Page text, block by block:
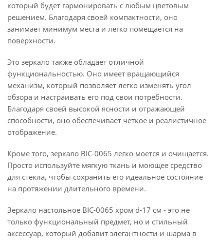
который будет гармонировать с любым цветовым
решением. Благодаря своей компактности, оно
занимает минимум места и легко помещается на
поверхности.
Это зеркало также обладает отличной
функциональностью. Оно имеет вращающийся
механизм, который позволяет легко изменять угол
обзора и настраивать его под свои потребности.
Благодаря своей высокой ясности и отражающей
способности, оно обеспечивает четкое и реалистичное
отображение.
Кроме того, зеркало BIC-0065 легко моется и очищается.
Просто используйте мягкую ткань и моющее средство
для стекла, чтобы сохранить его идеальное состояние
на протяжении длительного времени.
Зеркало настольное BIC-0065 хром d-17 см - это не
только функциональный предмет, но и стильный
аксессуар, который добавит элегантности и шарма в